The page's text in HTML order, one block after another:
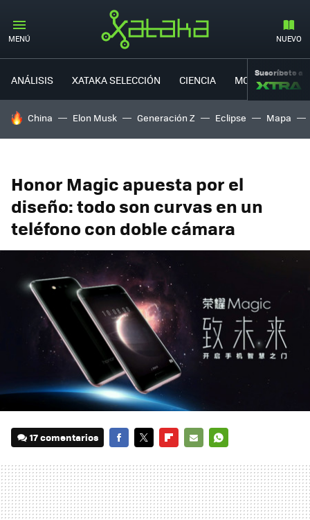
MENÚ NUEVO
ANÁLISIS XATAKA SELECCIÓN CIENCIA MOVILIDAD
Suscríbete a
HOY SE HABLA DE
China Elon Musk Generación Z Eclipse Mapa
Honor Magic apuesta por el
diseño: todo son curvas en un
teléfono con doble cámara
17 comentarios
MAIL